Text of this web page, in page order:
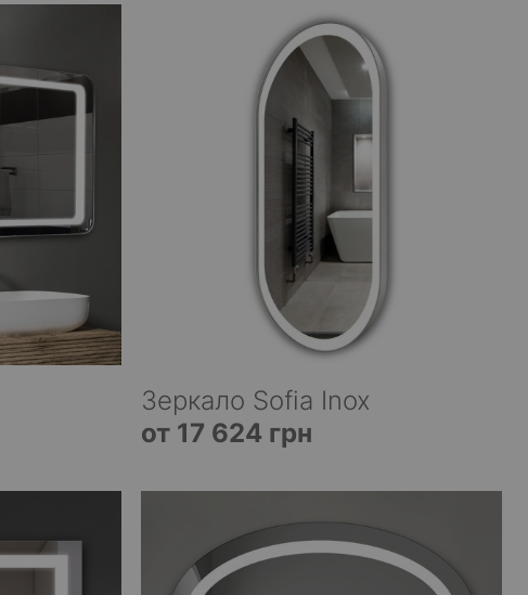
Зеркало Sofia Inox
от 17 624 грн